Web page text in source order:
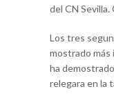
del CN
Los tres
mostrado más
ha
relegara en la